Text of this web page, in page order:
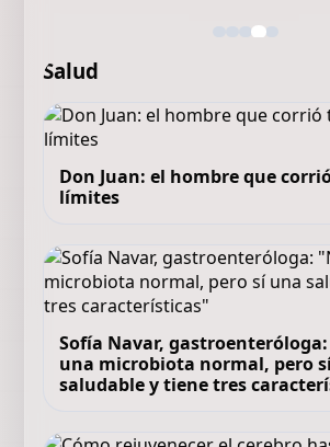
Salud
Don Juan: el hombre que
límites
Sofía Navar,
una microbiota normal, pero
saludable y tiene tres